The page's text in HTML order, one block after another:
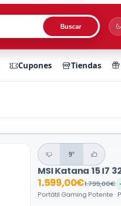
Buscar
Cupones Tiendas
9°
MSI Katana 15 I7
1.599,00€1.799,00€
Portátil Gaming Potente